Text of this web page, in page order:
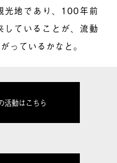
光地であり、100年前
していることが、流動
っているかなと。
活動はこちら